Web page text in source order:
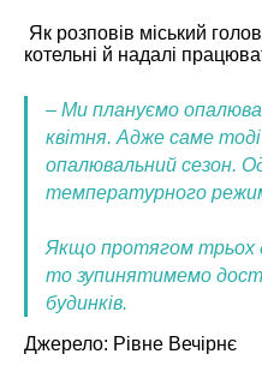
Як розповів міський
котельні й надалі
– Ми плануємо
квітня. Адже саме
опалювальний сезон.
температурного
Якщо протягом трьох
то зупинятимемо
будинків.
Джерело: Рівне Вечірнє